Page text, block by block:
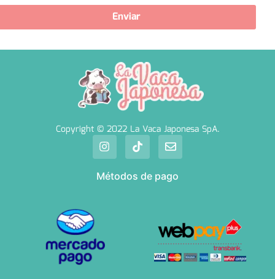
Enviar
Copyright © 2022 La Vaca Japonesa SpA.
Métodos de pago